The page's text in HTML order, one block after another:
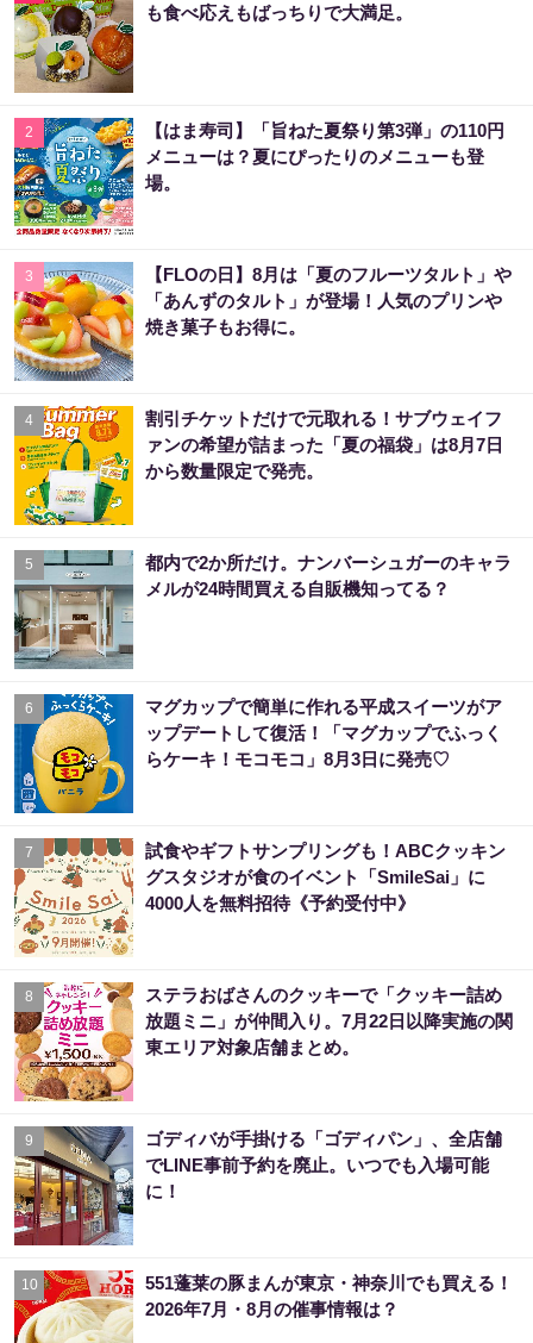
も食べ応えもばっちりで大満足。
2
【はま寿司】「旨ねた夏祭り第3弾」の110円
メニューは？夏にぴったりのメニューも登
場。
3
【FLOの日】8月は「夏のフルーツタルト」や
「あんずのタルト」が登場！人気のプリンや
焼き菓子もお得に。
4
割引チケットだけで元取れる！サブウェイフ
ァンの希望が詰まった「夏の福袋」は8月7日
から数量限定で発売。
5
都内で2か所だけ。ナンバーシュガーのキャラ
メルが24時間買える自販機知ってる？
6
マグカップで簡単に作れる平成スイーツがア
ップデートして復活！「マグカップでふっく
らケーキ！モコモコ」8月3日に発売♡
7
試食やギフトサンプリングも！ABCクッキン
グスタジオが食のイベント「SmileSai」に
4000人を無料招待《予約受付中》
8
ステラおばさんのクッキーで「クッキー詰め
放題ミニ」が仲間入り。7月22日以降実施の関
東エリア対象店舗まとめ。
9
ゴディバが手掛ける「ゴディパン」、全店舗
でLINE事前予約を廃止。いつでも入場可能
に！
10
551蓬莱の豚まんが東京・神奈川でも買える！
2026年7月・8月の催事情報は？